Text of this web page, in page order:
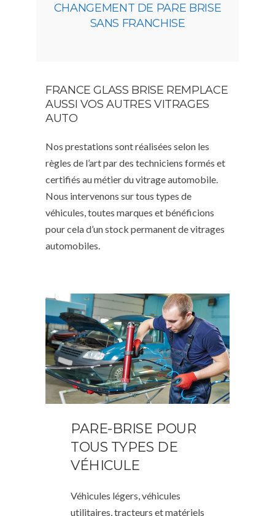
CHANGEMENT DE PARE BRISE
SANS FRANCHISE
FRANCE GLASS BRISE REMPLACE
AUSSI VOS AUTRES VITRAGES
AUTO
Nos prestations sont réalisées selon les
règles de l’art par des techniciens formés et
certifiés au métier du vitrage automobile.
Nous intervenons sur tous types de
véhicules, toutes marques et bénéficions
pour cela d’un stock permanent de vitrages
automobiles.
PARE-BRISE POUR
TOUS TYPES DE
VÉHICULE
Véhicules légers, véhicules
utilitaires, tracteurs et matériels